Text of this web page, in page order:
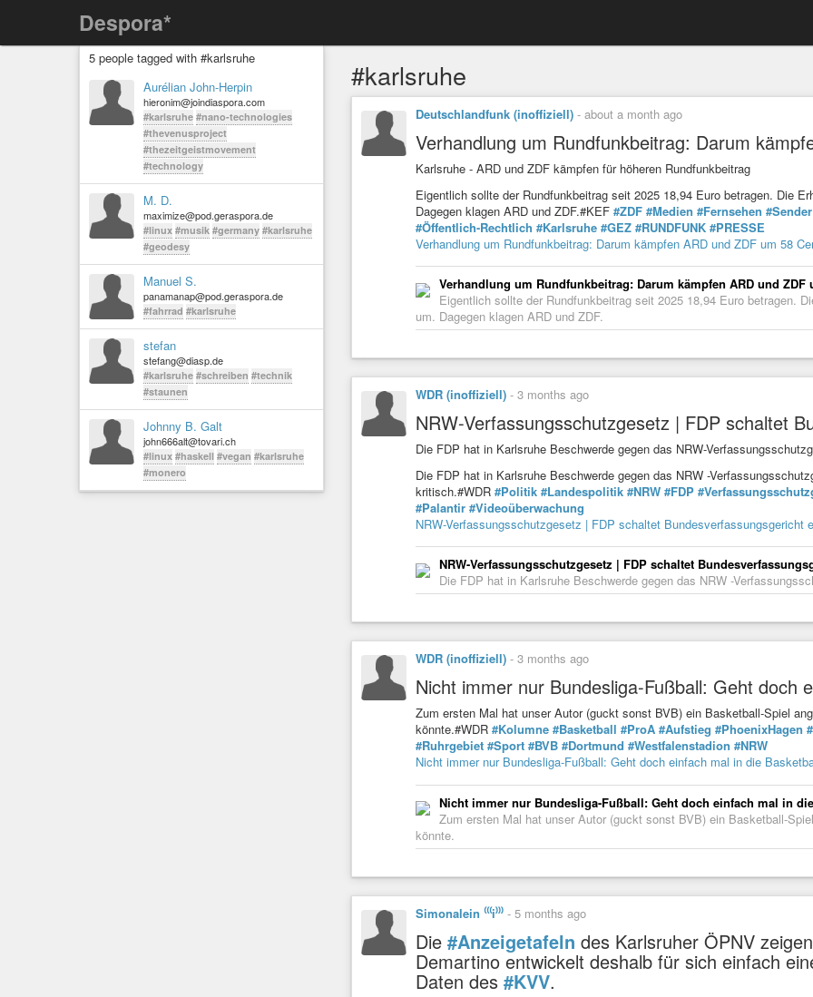
Despora*
5 people tagged with #karlsruhe
Aurélian John-Herpin
hieronim@joindiaspora.com
#karlsruhe #nano-technologies
#thevenusproject
#thezeitgeistmovement
#technology
M. D.
maximize@pod.geraspora.de
#linux #musik #germany #karlsruhe
#geodesy
Manuel S.
panamanap@pod.geraspora.de
#fahrrad #karlsruhe
stefan
stefang@diasp.de
#karlsruhe #schreiben #technik
#staunen
Johnny B. Galt
john666alt@tovari.ch
#linux #haskell #vegan #karlsruhe
#monero
#karlsruhe
Deutschlandfunk (inoffiziell) - about a month ago
Verhandlung um Rundfunkbeitrag: Darum
Karlsruhe - ARD und ZDF kämpfen für höheren Rundfunkbeitrag
Eigentlich sollte der Rundfunkbeitrag seit 2025 18,94 Euro betragen. Die
Dagegen klagen ARD und ZDF.#KEF #ZDF #Medien #Fernsehen #Sender
#Öffentlich-Rechtlich #Karlsruhe #GEZ #RUNDFUNK #PRESSE
Verhandlung um Rundfunkbeitrag: Darum kämpfen ARD und ZDF um 58
Verhandlung um Rundfunkbeitrag: Darum kämpfen ARD und ZDF
Eigentlich sollte der Rundfunkbeitrag seit 2025 18,94 Euro betragen.
um. Dagegen klagen ARD und ZDF.
WDR (inoffiziell) - 3 months ago
NRW-Verfassungsschutzgesetz | FDP schaltet
Die FDP hat in Karlsruhe Beschwerde gegen das NRW-
Die FDP hat in Karlsruhe Beschwerde gegen das NRW -
kritisch.#WDR #Politik #Landespolitik #NRW #FDP
#Palantir #Videoüberwachung
NRW-Verfassungsschutzgesetz | FDP schaltet Bundesverfassungsgericht
NRW-Verfassungsschutzgesetz | FDP schaltet
Die FDP hat in Karlsruhe Beschwerde gegen das NRW -
WDR (inoffiziell) - 3 months ago
Nicht immer nur Bundesliga-Fußball: Geht doch
Zum ersten Mal hat unser Autor (guckt sonst BVB) ein Basketball-Spiel
könnte.#WDR #Kolumne #Basketball #ProA #Aufstieg #PhoenixHagen
#Ruhrgebiet #Sport #BVB #Dortmund #Westfalenstadion #NRW
Nicht immer nur Bundesliga-Fußball: Geht doch einfach mal in die
Nicht immer nur Bundesliga-Fußball: Geht doch einfach mal in
Zum ersten Mal hat unser Autor (guckt sonst BVB) ein Basketball-
könnte.
Simonalein ⁽⁽⁽i⁾⁾⁾ - 5 months ago
Die #Anzeigetafeln des Karlsruher ÖPNV
Demartino entwickelt deshalb für sich einfach
Daten des #KVV.